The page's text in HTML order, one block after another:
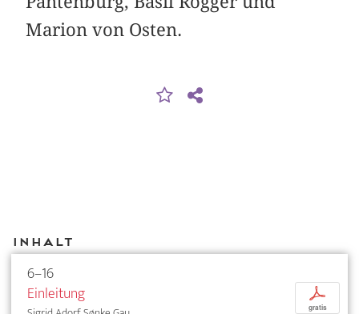
Marion von Osten.
Inhalt
6–16
Einleitung
p
gratis